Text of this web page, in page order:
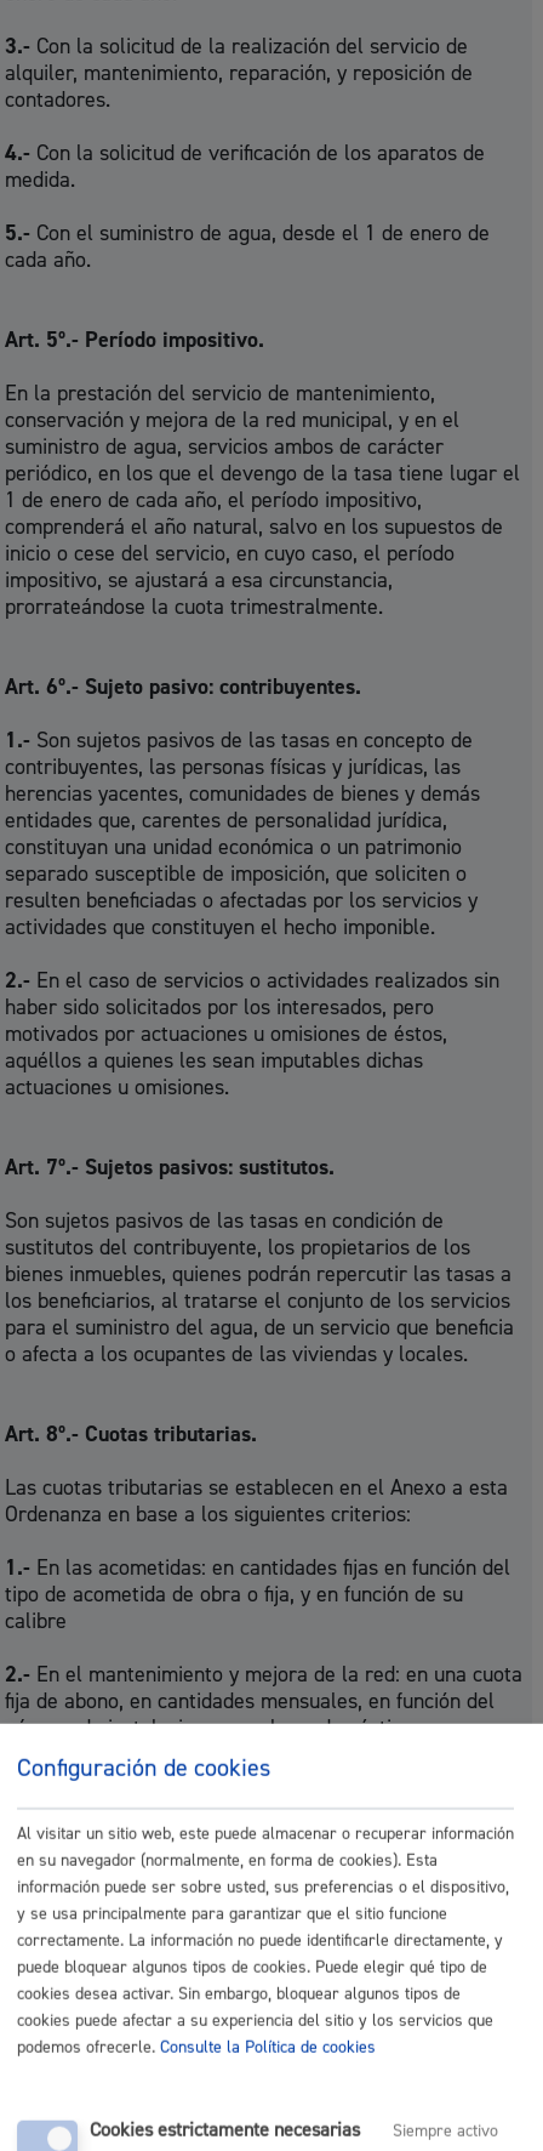
3.- Con la solicitud de la realización del servicio de
alquiler, mantenimiento, reparación, y reposición de
contadores.
4.- Con la solicitud de verificación de los aparatos de
medida.
5.- Con el suministro de agua, desde el 1 de enero de
cada año.
Art. 5º.- Período impositivo.
En la prestación del servicio de mantenimiento,
conservación y mejora de la red municipal, y en el
suministro de agua, servicios ambos de carácter
periódico, en los que el devengo de la tasa tiene lugar el
1 de enero de cada año, el período impositivo,
comprenderá el año natural, salvo en los supuestos de
inicio o cese del servicio, en cuyo caso, el período
impositivo, se ajustará a esa circunstancia,
prorrateándose la cuota trimestralmente.
Art. 6º.- Sujeto pasivo: contribuyentes.
1.- Son sujetos pasivos de las tasas en concepto de
contribuyentes, las personas físicas y jurídicas, las
herencias yacentes, comunidades de bienes y demás
entidades que, carentes de personalidad jurídica,
constituyan una unidad económica o un patrimonio
separado susceptible de imposición, que soliciten o
resulten beneficiadas o afectadas por los servicios y
actividades que constituyen el hecho imponible.
2.- En el caso de servicios o actividades realizados sin
haber sido solicitados por los interesados, pero
motivados por actuaciones u omisiones de éstos,
aquéllos a quienes les sean imputables dichas
actuaciones u omisiones.
Art. 7º.- Sujetos pasivos: sustitutos.
Son sujetos pasivos de las tasas en condición de
sustitutos del contribuyente, los propietarios de los
bienes inmuebles, quienes podrán repercutir las tasas a
los beneficiarios, al tratarse el conjunto de los servicios
para el suministro del agua, de un servicio que beneficia
o afecta a los ocupantes de las viviendas y locales.
Art. 8º.- Cuotas tributarias.
Las cuotas tributarias se establecen en el Anexo a esta
Ordenanza en base a los siguientes criterios:
1.- En las acometidas: en cantidades fijas en función del
tipo de acometida de obra o fija, y en función de su
calibre
2.- En el mantenimiento y mejora de la red: en una cuota
fija de abono, en cantidades mensuales, en función del
número de instalaciones en el uso doméstico, y en
función del calibre del contador en el resto de usos.
3.-En la verificación de los aparatos de medida: en
cantidades fijas, en función del calibre del contador.
4.-En el suministro: en una cuota variable en función de
los m³ suministrados.
5.-En los supuestos en los que una finca esté habilitada
para vivienda y autorizada para el ejercicio de una
actividad por un miembro de la unidad de convivencia, el
Servicio de Aguas, vistas las condiciones de ambas
naturaleza de la actividad y al espacio dedicado a ésta, y
Configuración de cookies
Al visitar un sitio web, este puede almacenar o recuperar información
en su navegador (normalmente, en forma de cookies). Esta
información puede ser sobre usted, sus preferencias o el dispositivo,
y se usa principalmente para garantizar que el sitio funcione
correctamente. La información no puede identificarle directamente, y
puede bloquear algunos tipos de cookies. Puede elegir qué tipo de
cookies desea activar. Sin embargo, bloquear algunos tipos de
cookies puede afectar a su experiencia del sitio y los servicios que
podemos ofrecerle. Consulte la Política de cookies
Cookies estrictamente necesarias Siempre activo